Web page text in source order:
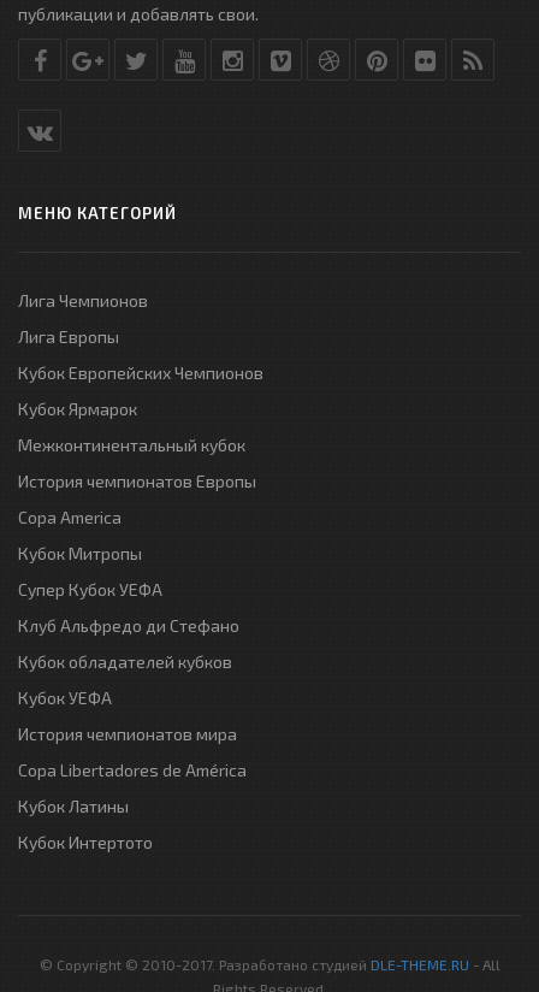
публикации и добавлять свои.
МЕНЮ КАТЕГОРИЙ
Лига Чемпионов
Лига Европы
Кубок Европейских Чемпионов
Кубок Ярмарок
Межконтинентальный кубок
История чемпионатов Европы
Copa America
Кубок Митропы
Супер Кубок УЕФА
Клуб Альфредо ди Стефано
Кубок обладателей кубков
Кубок УЕФА
История чемпионатов мира
Copa Libertadores de América
Кубок Латины
Кубок Интертото
© Copyright © 2010-2017. Разработано студией DLE-THEME.RU - All
Rights Reserved.